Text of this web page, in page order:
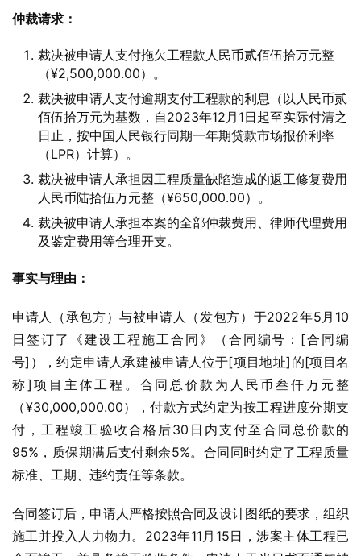
仲裁请求：
裁决被申请人支付拖欠工程款人民币贰佰伍拾万元整
（¥2,500,000.00）。
裁决被申请人支付逾期支付工程款的利息（以人民币贰
佰伍拾万元为基数，自2023年12月1日起至实际付清之
日止，按中国人民银行同期一年期贷款市场报价利率
（LPR）计算）。
裁决被申请人承担因工程质量缺陷造成的返工修复费用
人民币陆拾伍万元整（¥650,000.00）。
裁决被申请人承担本案的全部仲裁费用、律师代理费用
及鉴定费用等合理开支。
事实与理由：
申请人（承包方）与被申请人（发包方）于2022年5月10
日签订了《建设工程施工合同》（合同编号：[合同编
号]），约定申请人承建被申请人位于[项目地址]的[项目名
称]项目主体工程。合同总价款为人民币叁仟万元整
（¥30,000,000.00），付款方式约定为按工程进度分期支
付，工程竣工验收合格后30日内支付至合同总价款的
95%，质保期满后支付剩余5%。合同同时约定了工程质量
标准、工期、违约责任等条款。
合同签订后，申请人严格按照合同及设计图纸的要求，组织
施工并投入人力物力。2023年11月15日，涉案主体工程已